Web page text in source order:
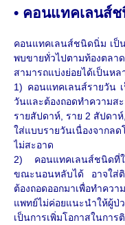
• คอนแทคเลนส์
คอนแทคเลนส์ชนิดนิ่ม เป็
พบขายทั่วไปตามท้องต
สามารถแบ่งย่อยได้เป็นห
1) คอนแทคเลนส์รายวัน
วันและต้องถอดทำความ
รายสัปดาห์, ราย 2 สัปดา
ใส่แบบรายวันเนื่องจากล
ไม่สะอาด
2) คอนแทคเลนส์ชนิดที่
ขณะนอนหลับได้ อาจใส่ติ
ต้องถอดออกมาเพื่อทำคว
แพทย์ไม่ค่อยแนะนำให้ผู้ป่
เป็นการเพิ่มโอกาสในการ